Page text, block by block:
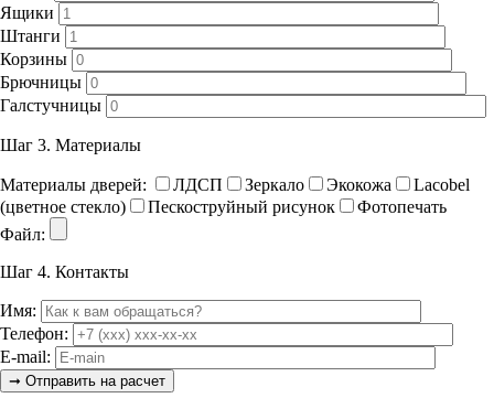
Ящики
Штанги
Корзины
Брючницы
Галстучницы
Шаг 3. Материалы
Материалы дверей: ЛДСП Зеркало Экокожа
Lacobel
(цветное стекло)
Пескоструйный рисунок
Фотопечать
Файл:
Шаг 4. Контакты
Имя:
Телефон:
E-mail: